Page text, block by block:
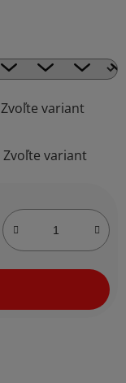
Zvoľte variant
Zvoľte variant